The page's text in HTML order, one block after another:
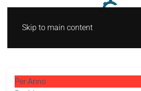
Skip to main content
Per Anno